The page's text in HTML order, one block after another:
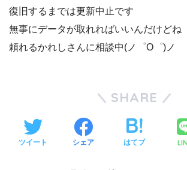
復旧するまでは更新中止です
無事にデータが取れればいいんだけどね
頼れるかれしさんに相談中(ノ゜O゜)ノ
SHARE
ツイート シェア はてブ